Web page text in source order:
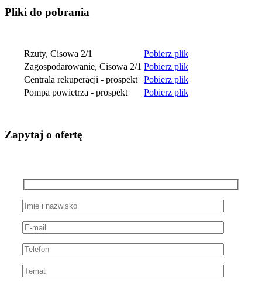
Pliki do pobrania
Rzuty, Cisowa 2/1
Pobierz plik
Zagospodarowanie, Cisowa 2/1 Pobierz plik
Centrala rekuperacji - prospekt
Pobierz plik
Pompa powietrza - prospekt
Pobierz plik
Zapytaj o ofertę